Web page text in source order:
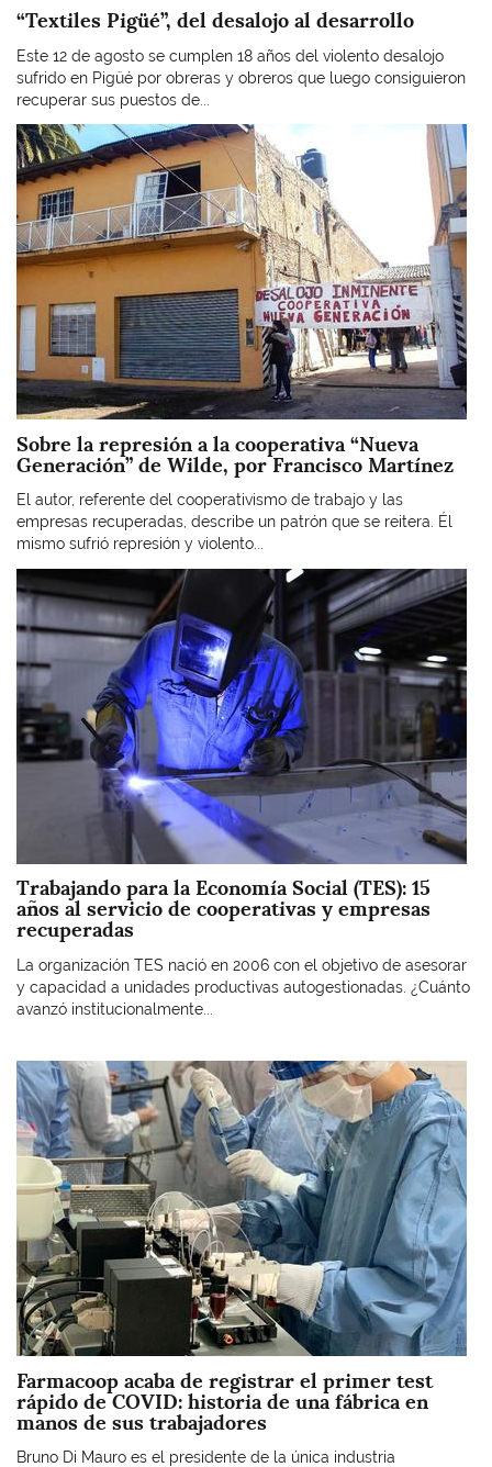
“Textiles Pigüé”, del desalojo al desarrollo
Este 12 de agosto se cumplen 18 años del violento desalojo
sufrido en Pigüé por obreras y obreros que luego consiguieron
recuperar sus puestos de...
Imagen
Sobre la represión a la cooperativa “Nueva
Generación” de Wilde, por Francisco Martínez
El autor, referente del cooperativismo de trabajo y las
empresas recuperadas, describe un patrón que se reitera. Él
mismo sufrió represión y violento...
Imagen
Trabajando para la Economía Social (TES): 15
años al servicio de cooperativas y empresas
recuperadas
La organización TES nació en 2006 con el objetivo de asesorar
y capacidad a unidades productivas autogestionadas. ¿Cuánto
avanzó institucionalmente...
Imagen
Farmacoop acaba de registrar el primer test
rápido de COVID: historia de una fábrica en
manos de sus trabajadores
Bruno Di Mauro es el presidente de la única industria